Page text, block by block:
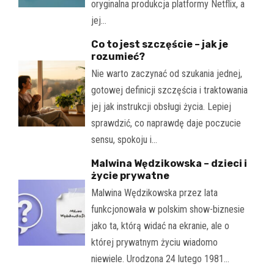
oryginalna produkcja platformy Netflix, a
jej…
Co to jest szczęście – jak je
rozumieć?
Nie warto zaczynać od szukania jednej,
gotowej definicji szczęścia i traktowania
jej jak instrukcji obsługi życia. Lepiej
sprawdzić, co naprawdę daje poczucie
sensu, spokoju i…
Malwina Wędzikowska – dzieci i
życie prywatne
Malwina Wędzikowska przez lata
funkcjonowała w polskim show-biznesie
jako ta, którą widać na ekranie, ale o
której prywatnym życiu wiadomo
niewiele. Urodzona 24 lutego 1981…